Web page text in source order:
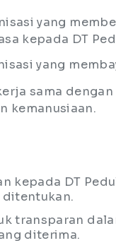
yang
kepada DT
yang
sama
kemanusiaan.
kepada DT
ditentukan.
transparan
diterima.